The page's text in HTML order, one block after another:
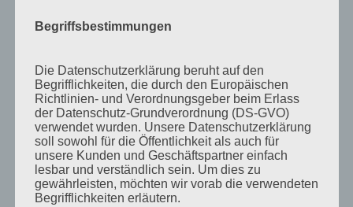
Juli 2015
April 2015
August 2014
Juli 2014
Juni 2014
Januar 2014
Begriffsbestimmungen
Die Datenschutzerklärung beruht auf den
Begrifflichkeiten, die durch den Europäischen
Richtlinien- und Verordnungsgeber beim Erlass
der Datenschutz-Grundverordnung (DS-GVO)
verwendet wurden. Unsere Datenschutzerklärung
soll sowohl für die Öffentlichkeit als auch für
unsere Kunden und Geschäftspartner einfach
lesbar und verständlich sein. Um dies zu
gewährleisten, möchten wir vorab die verwendeten
Begrifflichkeiten erläutern.